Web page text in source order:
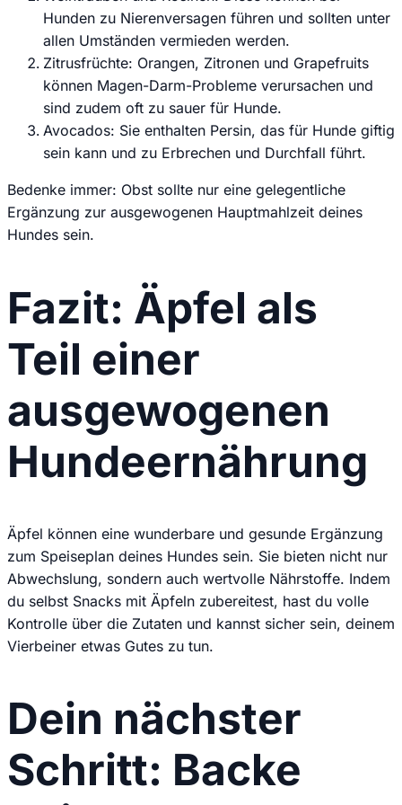
Hunden zu Nierenversagen führen und sollten unter
allen Umständen vermieden werden.
Zitrusfrüchte: Orangen, Zitronen und Grapefruits
können Magen-Darm-Probleme verursachen und
sind zudem oft zu sauer für Hunde.
Avocados: Sie enthalten Persin, das für Hunde giftig
sein kann und zu Erbrechen und Durchfall führt.
Bedenke immer: Obst sollte nur eine gelegentliche
Ergänzung zur ausgewogenen Hauptmahlzeit deines
Hundes sein.
Fazit: Äpfel als
Teil einer
ausgewogenen
Hundeernährung
Äpfel können eine wunderbare und gesunde Ergänzung
zum Speiseplan deines Hundes sein. Sie bieten nicht nur
Abwechslung, sondern auch wertvolle Nährstoffe. Indem
du selbst Snacks mit Äpfeln zubereitest, hast du volle
Kontrolle über die Zutaten und kannst sicher sein, deinem
Vierbeiner etwas Gutes zu tun.
Dein nächster
Schritt: Backe